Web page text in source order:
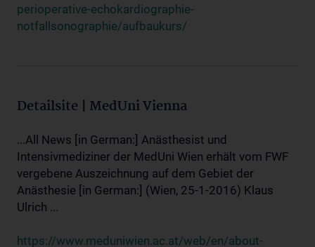
perioperative-echokardiographie-
notfallsonographie/aufbaukurs/
Detailsite | MedUni Vienna
...All News [in German:] Anästhesist und
Intensivmediziner der MedUni Wien erhält vom FWF
vergebene Auszeichnung auf dem Gebiet der
Anästhesie [in German:] (Wien, 25-1-2016) Klaus
Ulrich ...
https://www.meduniwien.ac.at/web/en/about-